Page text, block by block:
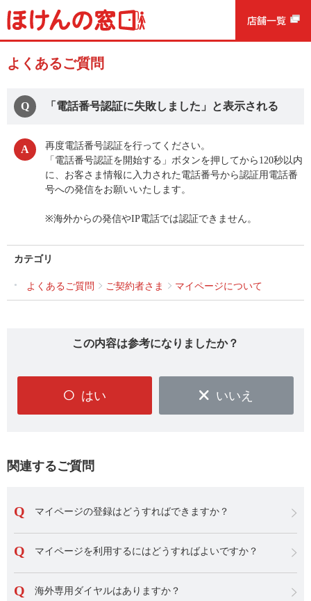
よくあるご質問
「電話番号認証に失敗しました」と表示される
再度電話番号認証を行ってください。
「電話番号認証を開始する」ボタンを押してから120秒以内
に、お客さま情報に入力された電話番号から認証用電話番
号への発信をお願いいたします。
※海外からの発信やIP電話では認証できません。
カテゴリ
よくあるご質問 ご契約者さま マイページについて
この内容は参考になりましたか？
はい いいえ
関連するご質問
マイページの登録はどうすればできますか？
マイページを利用するにはどうすればよいですか？
海外専用ダイヤルはありますか？